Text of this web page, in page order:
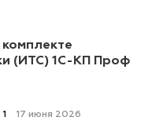
комплекте
(ИТС) 1С-КП Проф
17 июня 2026
1